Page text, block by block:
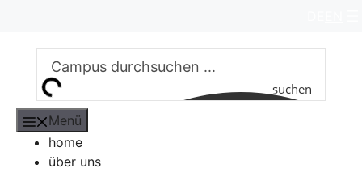
springen
suchen
Menü
home
über uns